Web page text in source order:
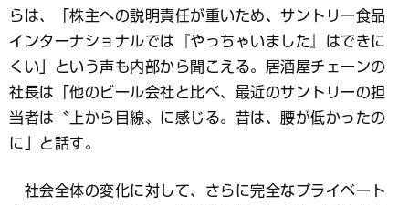
らは、「株主への説明責任が重いため、サントリー食品
インターナショナルでは『やっちゃいました』はできに
くい」という声も内部から聞こえる。居酒屋チェーンの
社長は「他のビール会社と比べ、最近のサントリーの担
当者は〝上から目線〟に感じる。昔は、腰が低かったの
に」と話す。
社会全体の変化に対して、さらに完全なプライベート